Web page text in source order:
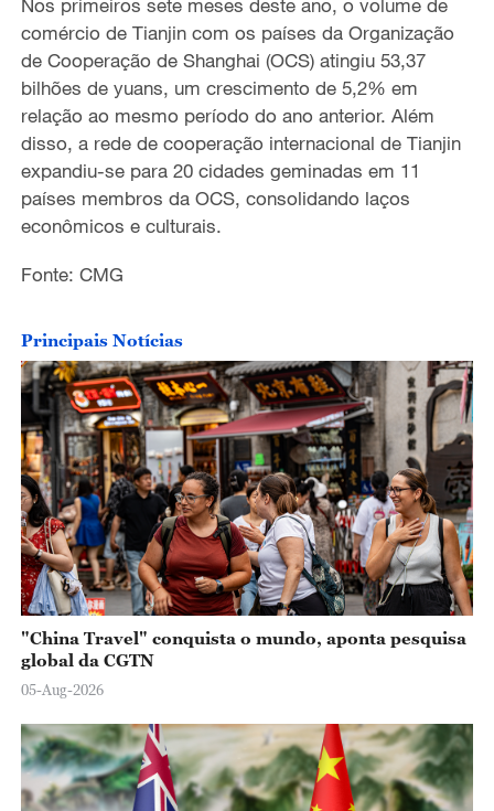
Nos primeiros sete meses deste ano, o volume de
comércio de Tianjin com os países da Organização
de Cooperação de Shanghai (OCS) atingiu 53,37
bilhões de yuans, um crescimento de 5,2% em
relação ao mesmo período do ano anterior. Além
disso, a rede de cooperação internacional de Tianjin
expandiu-se para 20 cidades geminadas em 11
países membros da OCS, consolidando laços
econômicos e culturais.
Fonte: CMG
Principais Notícias
"China Travel" conquista o mundo, aponta pesquisa
global da CGTN
05-Aug-2026